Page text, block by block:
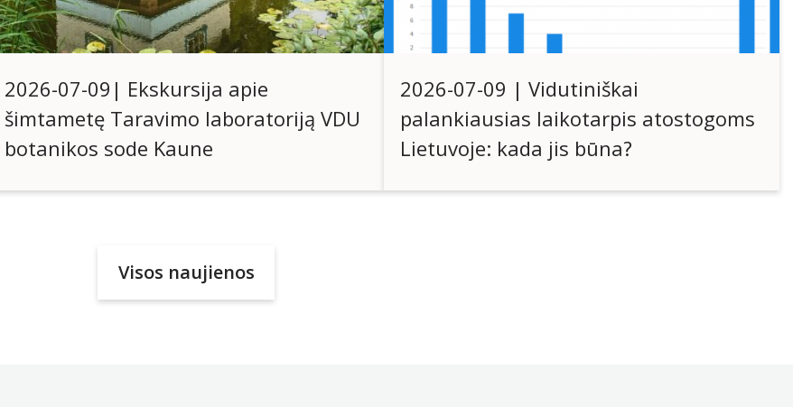
2026-07-09| Ekskursija apie
šimtametę Taravimo laboratoriją VDU
botanikos sode Kaune
2026-07-09 | Vidutiniškai
palankiausias laikotarpis atostogoms
Lietuvoje: kada jis būna?
Visos naujienos